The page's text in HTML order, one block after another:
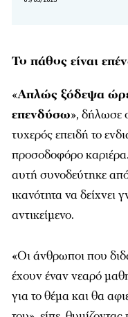
Το πάθος είναι
«Απλώς ξόδεψα
επενδύσω», δήλωσε
τυχερός επειδή το
προσοδοφόρο
αυτή συνοδεύτηκε
ικανότητα να δείχνει
αντικείμενο.
«Οι άνθρωποι που
έχουν έναν νεαρό
για το θέμα και θα